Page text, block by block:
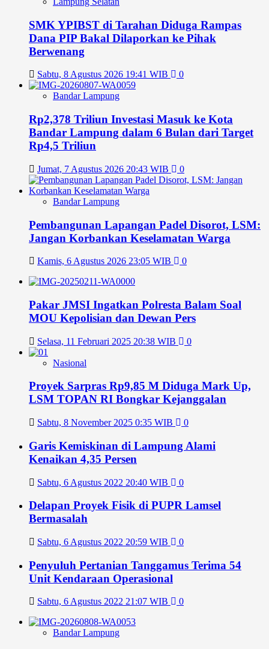
SMK YPIBST di Tarahan Diduga Rampas
Dana PIP Bakal Dilaporkan ke Pihak
Berwenang
Sabtu, 8 Agustus 2026 19:41 WIB 0
Bandar Lampung
Rp2,378 Triliun Investasi Masuk ke Kota
Bandar Lampung dalam 6 Bulan dari Target
Rp4,5 Triliun
Jumat, 7 Agustus 2026 20:43 WIB 0
Bandar Lampung
Pembangunan Lapangan Padel Disorot, LSM:
Jangan Korbankan Keselamatan Warga
Kamis, 6 Agustus 2026 23:05 WIB 0
Pakar JMSI Ingatkan Polresta Balam Soal
MOU Kepolisian dan Dewan Pers
Selasa, 11 Februari 2025 20:38 WIB 0
Nasional
Proyek Sarpras Rp9,85 M Diduga Mark Up,
LSM TOPAN RI Bongkar Kejanggalan
Sabtu, 8 November 2025 0:35 WIB 0
Garis Kemiskinan di Lampung Alami
Kenaikan 4,35 Persen
Sabtu, 6 Agustus 2022 20:40 WIB 0
Delapan Proyek Fisik di PUPR Lamsel
Bermasalah
Sabtu, 6 Agustus 2022 20:59 WIB 0
Penyuluh Pertanian Tanggamus Terima 54
Unit Kendaraan Operasional
Sabtu, 6 Agustus 2022 21:07 WIB 0
Bandar Lampung